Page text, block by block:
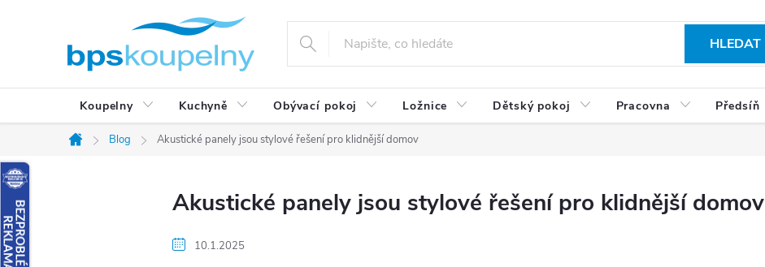
HLEDAT
Koupelny Kuchyně Obývací pokoj Ložnice Dětský pokoj Pracovna Předsíň
Domů
Blog Akustické panely jsou stylové řešení pro klidnější domov
Akustické panely jsou stylové řešení pro klidnější domov
10.1.2025